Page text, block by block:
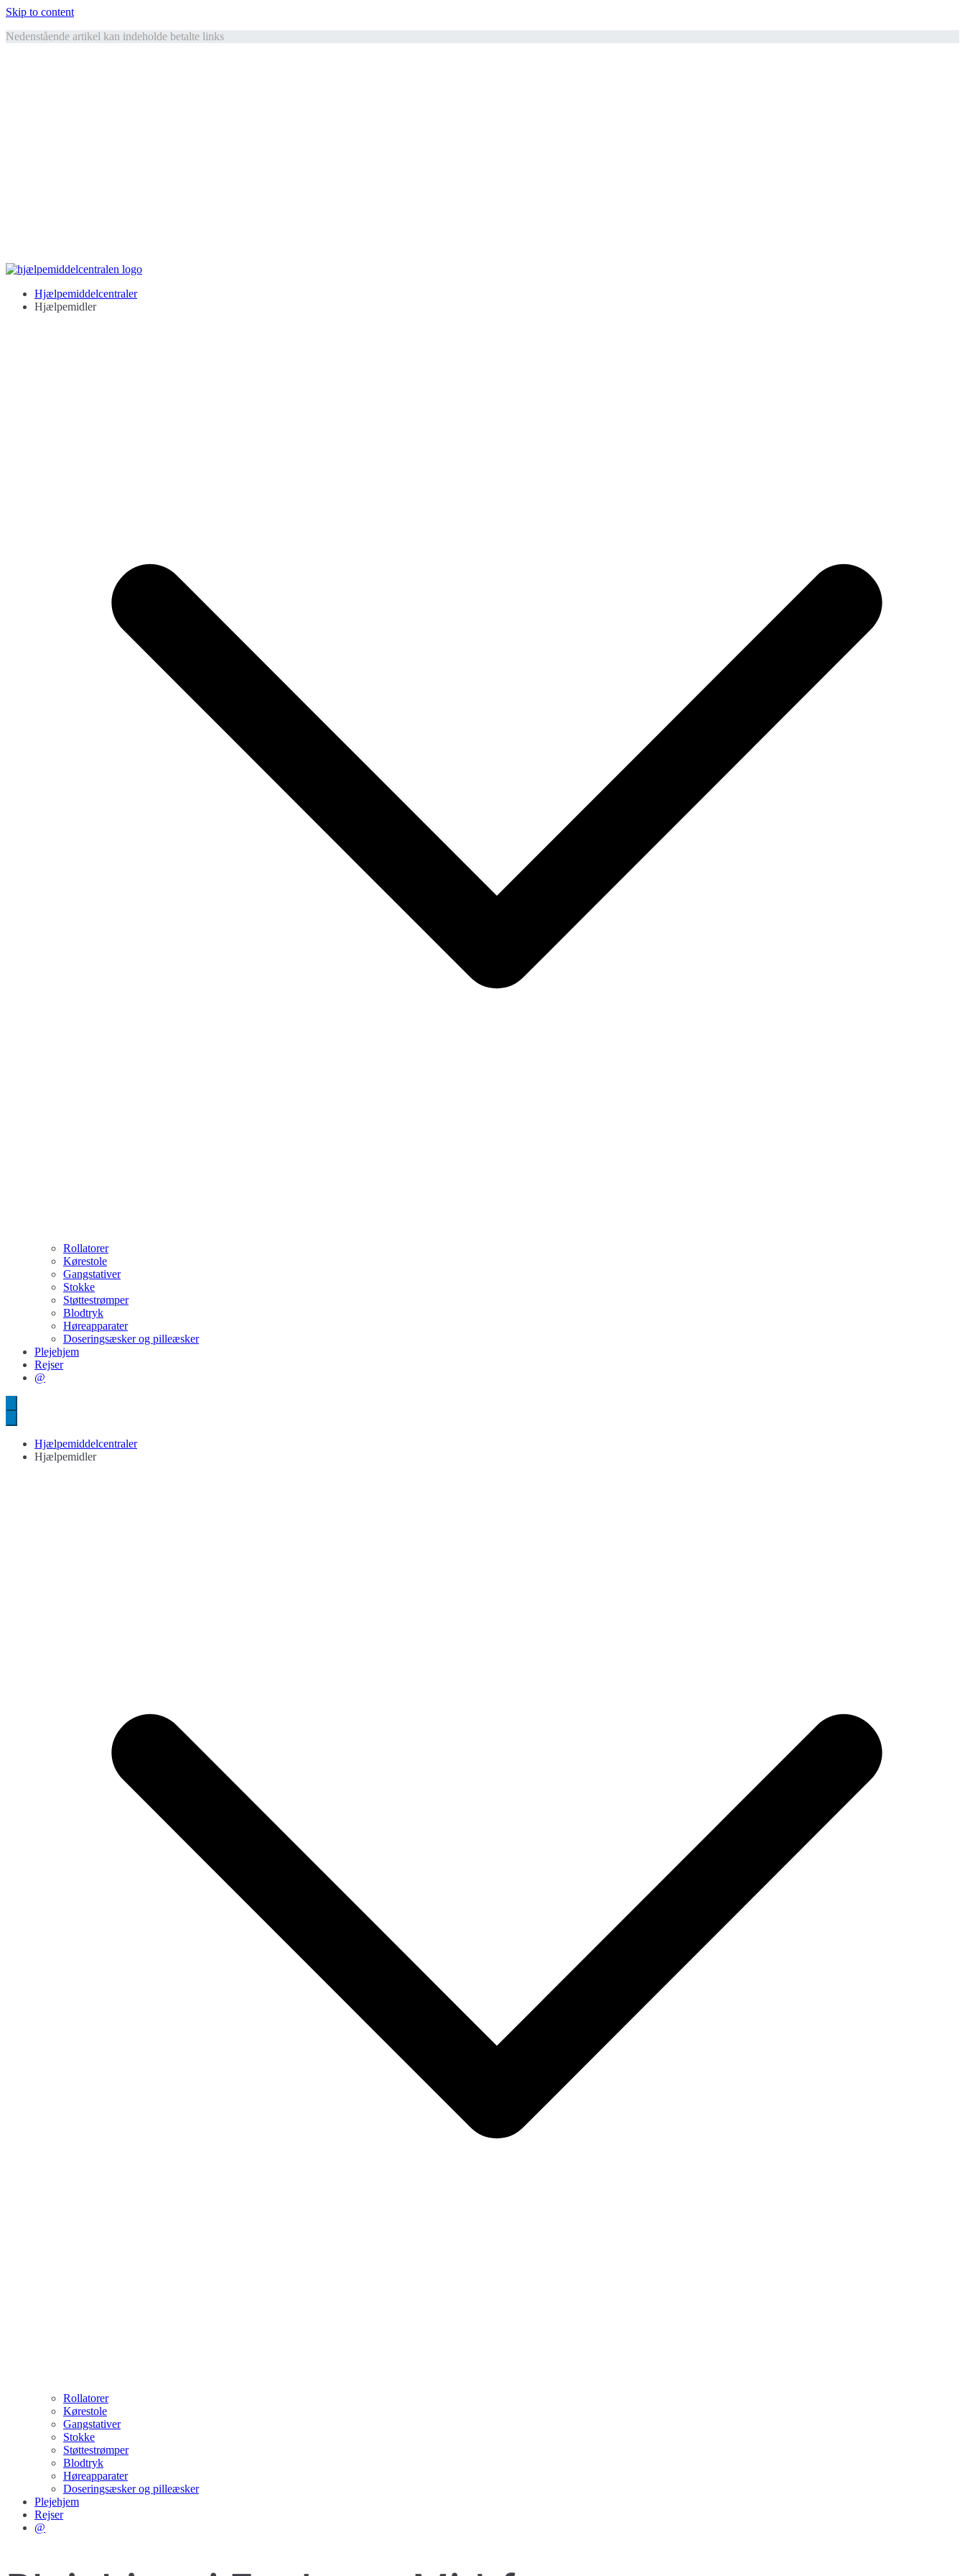
Skip to content
Nedenstående artikel kan indeholde betalte links
Hjælpemiddelcentralen
Hjælpemidler til ældre
Hjælpemiddelcentraler
Hjælpemidler
Rollatorer
Kørestole
Gangstativer
Stokke
Støttestrømper
Blodtryk
Høreapparater
Doseringsæsker og pilleæsker
Plejehjem
Rejser
@
Hjælpemiddelcentraler
Hjælpemidler
Rollatorer
Kørestole
Gangstativer
Stokke
Støttestrømper
Blodtryk
Høreapparater
Doseringsæsker og pilleæsker
Plejehjem
Rejser
@